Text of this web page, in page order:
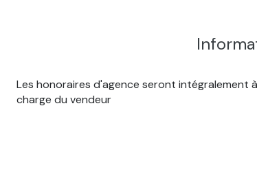
Les honoraires d'agence seront intégralement
charge du vendeur